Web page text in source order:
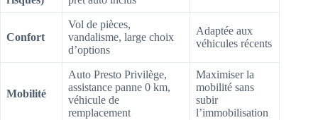
Confort
Vol de pièces,
vandalisme, large choix
d’options
Adaptée aux
véhicules récents
Mobilité
Auto Presto Privilège,
assistance panne 0 km,
véhicule de
remplacement
Maximiser la
mobilité sans
subir
l’immobilisation